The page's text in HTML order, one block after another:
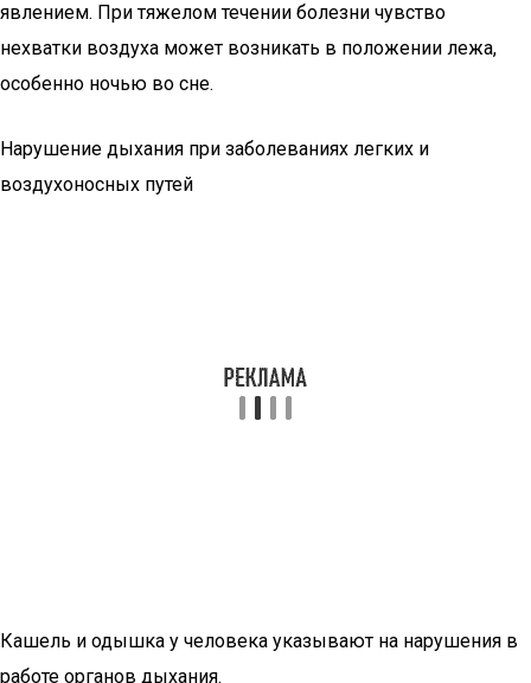
явлением. При тяжелом течении болезни чувство
нехватки воздуха может возникать в положении лежа,
особенно ночью во сне.
Нарушение дыхания при заболеваниях легких и
воздухоносных путей
Кашель и одышка у человека указывают на нарушения в
работе органов дыхания.